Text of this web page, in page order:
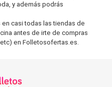
y además podrás
casi todas las tiendas de
antes de irte de compras
en Folletosofertas.es.